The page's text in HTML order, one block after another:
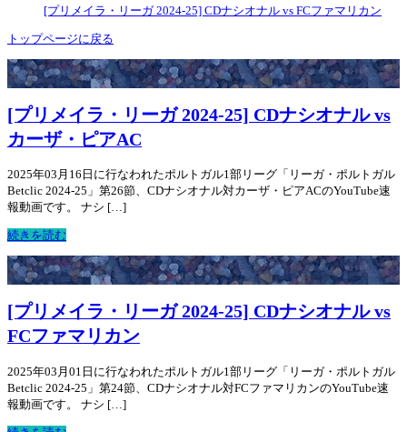
[プリメイラ・リーガ 2024-25] CDナシオナル vs FCファマリカン
トップページに戻る
[プリメイラ・リーガ 2024-25] CDナシオナル vs
カーザ・ピアAC
2025年03月16日に行なわれたポルトガル1部リーグ「リーガ・ポルトガル
Betclic 2024-25」第26節、CDナシオナル対カーザ・ピアACのYouTube速
報動画です。 ナシ […]
続きを読む
[プリメイラ・リーガ 2024-25] CDナシオナル vs
FCファマリカン
2025年03月01日に行なわれたポルトガル1部リーグ「リーガ・ポルトガル
Betclic 2024-25」第24節、CDナシオナル対FCファマリカンのYouTube速
報動画です。 ナシ […]